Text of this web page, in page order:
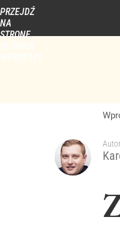
PRZEJDŹ
NA
STRONĘ